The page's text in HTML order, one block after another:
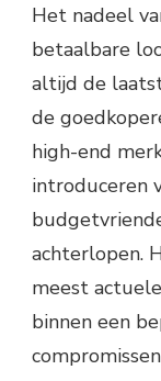
Het nadeel
betaalbare
altijd de
de
high-end
introduceren
achterlopen.
meest
binnen een